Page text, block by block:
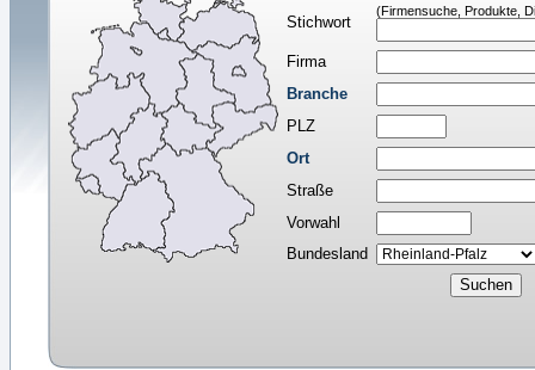
Stichwort
(Firmensuche, Produkte,
Firma
Branche
PLZ
Ort
Straße
Vorwahl
Bundesland